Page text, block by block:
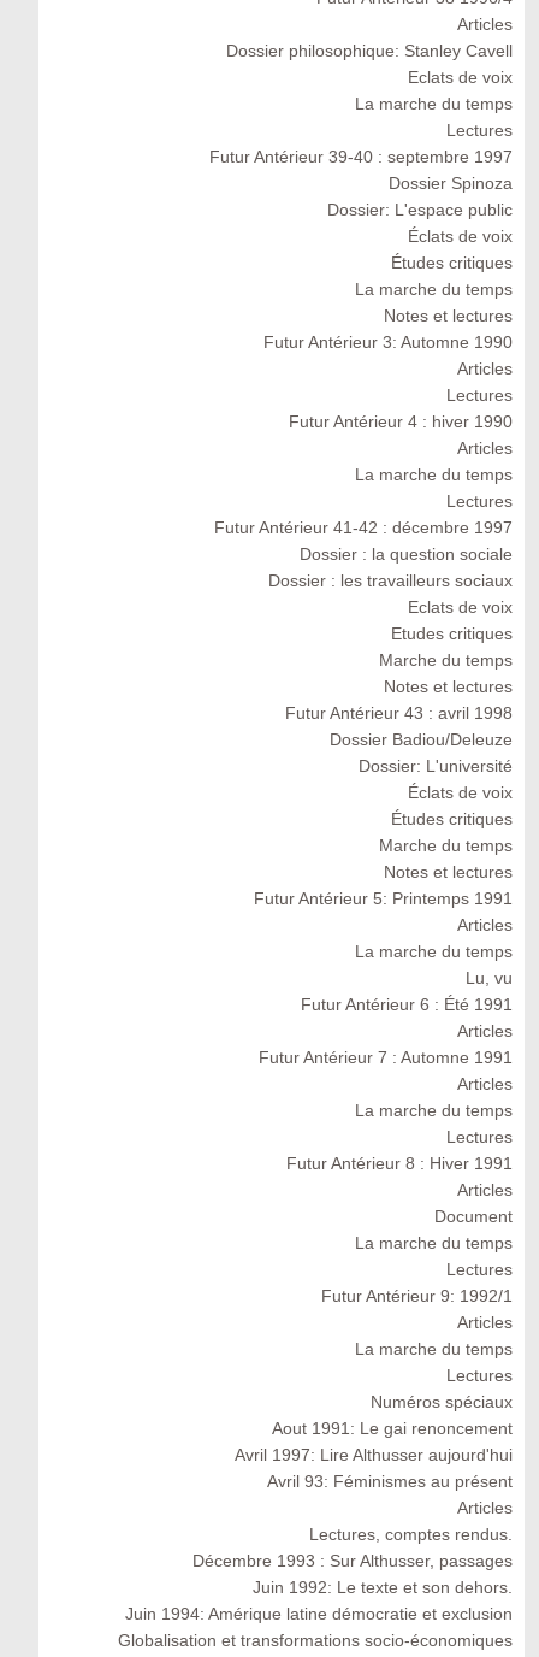
Articles
Dossier philosophique: Stanley Cavell
Eclats de voix
La marche du temps
Lectures
Futur Antérieur 39-40 : septembre 1997
Dossier Spinoza
Dossier: L'espace public
Éclats de voix
Études critiques
La marche du temps
Notes et lectures
Futur Antérieur 3: Automne 1990
Articles
Lectures
Futur Antérieur 4 : hiver 1990
Articles
La marche du temps
Lectures
Futur Antérieur 41-42 : décembre 1997
Dossier : la question sociale
Dossier : les travailleurs sociaux
Eclats de voix
Etudes critiques
Marche du temps
Notes et lectures
Futur Antérieur 43 : avril 1998
Dossier Badiou/Deleuze
Dossier: L'université
Éclats de voix
Études critiques
Marche du temps
Notes et lectures
Futur Antérieur 5: Printemps 1991
Articles
La marche du temps
Lu, vu
Futur Antérieur 6 : Été 1991
Articles
Futur Antérieur 7 : Automne 1991
Articles
La marche du temps
Lectures
Futur Antérieur 8 : Hiver 1991
Articles
Document
La marche du temps
Lectures
Futur Antérieur 9: 1992/1
Articles
La marche du temps
Lectures
Numéros spéciaux
Aout 1991: Le gai renoncement
Avril 1997: Lire Althusser aujourd'hui
Avril 93: Féminismes au présent
Articles
Lectures, comptes rendus.
Décembre 1993 : Sur Althusser, passages
Juin 1992: Le texte et son dehors.
Juin 1994: Amérique latine démocratie et exclusion
Globalisation et transformations socio-économiques